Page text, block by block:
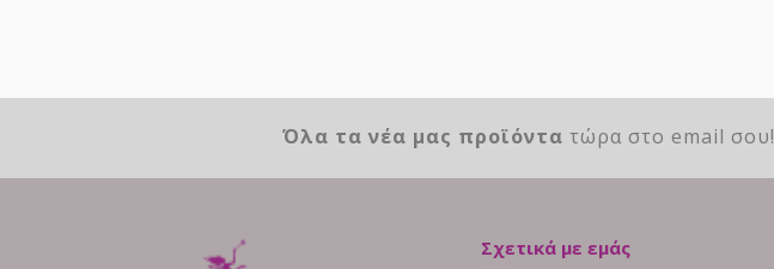
Όλα τα νέα μας προϊόντα τώρα στο email σου!
Σχετικά με εμάς